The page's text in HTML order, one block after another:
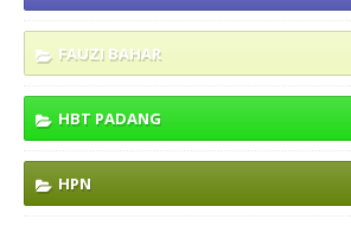
FAUZI BAHAR
HBT PADANG
HPN